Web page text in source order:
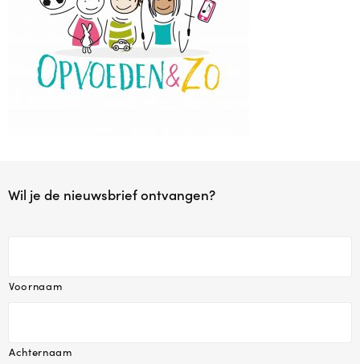
Speel & Verbind® (invest in play)
Omgaan met pubers
Agenda
Reviews
Wil je de nieuwsbrief ontvangen?
Voornaam
Achternaam